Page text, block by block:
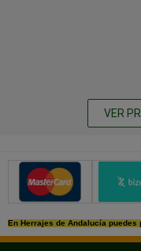
VER
En Herrajes de Andalucía puedes